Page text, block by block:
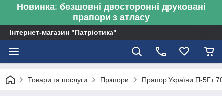
Новинка: безшовні двосторонні друковані
прапори з атласу
Інтернет-магазин "Патріотика"
Товари та послуги Прапори Прапор України П-5Гт